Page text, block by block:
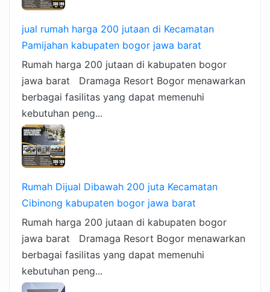
jual rumah harga 200 jutaan di Kecamatan
Pamijahan kabupaten bogor jawa barat
Rumah harga 200 jutaan di kabupaten bogor
jawa barat Dramaga Resort Bogor menawarkan
berbagai fasilitas yang dapat memenuhi
kebutuhan peng...
Rumah Dijual Dibawah 200 juta Kecamatan
Cibinong kabupaten bogor jawa barat
Rumah harga 200 jutaan di kabupaten bogor
jawa barat Dramaga Resort Bogor menawarkan
berbagai fasilitas yang dapat memenuhi
kebutuhan peng...